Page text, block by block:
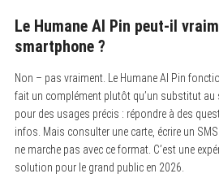
Le Humane AI Pin peut-il
smartphone ?
Non – pas vraiment. Le Humane AI Pin
fait un complément plutôt qu’un substitut au
pour des usages précis : répondre à des
infos. Mais consulter une carte, écrire un
ne marche pas avec ce format. C’est une
solution pour le grand public en 2026.